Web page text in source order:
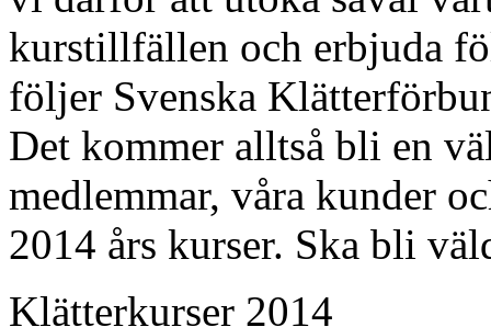
kurstillfällen och erbjuda
följer Svenska
Det kommer alltså bli en
medlemmar, våra kunder
2014 års kurser. Ska bli
Klätterkurser 2014